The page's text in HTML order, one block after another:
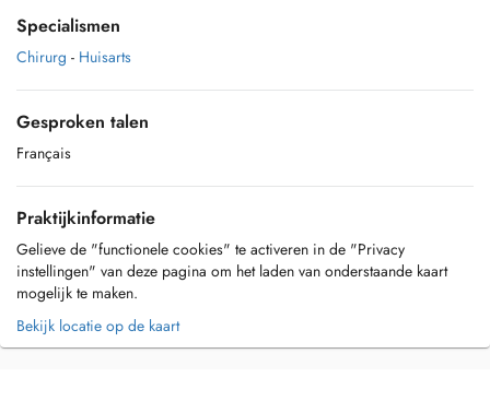
Specialismen
Chirurg - Huisarts
Gesproken talen
Français
Praktijkinformatie
Gelieve de "functionele cookies" te activeren in de "Privacy
instellingen" van deze pagina om het laden van onderstaande kaart
mogelijk te maken.
Bekijk locatie op de kaart